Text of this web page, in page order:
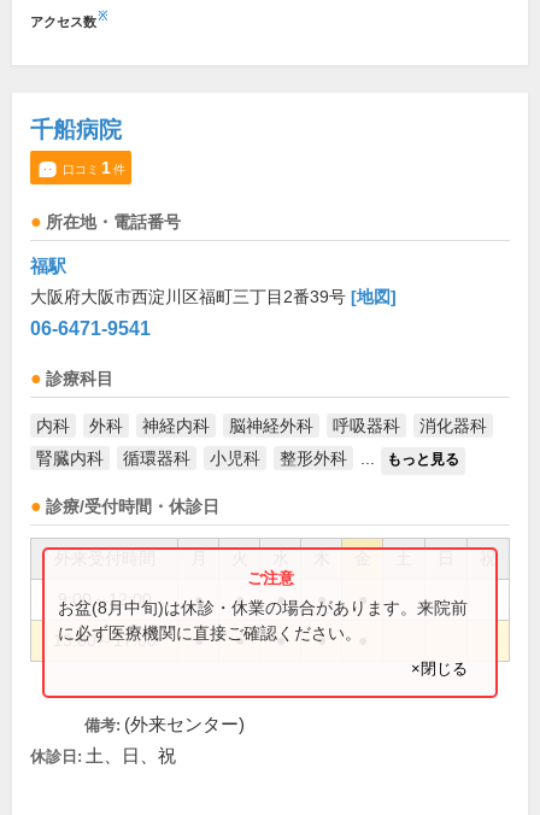
アクセス数※
千船病院
口コミ 1件
所在地・電話番号
福駅
大阪府大阪市西淀川区福町三丁目2番39号 [地図]
06-6471-9541
診療科目
内科 外科 神経内科 脳神経外科 呼吸器科
消化器科
腎臓内科
循環器科 小児科 整形外科 もっと見る
診療/受付時間・休診日
祝
9:00～12:00 ● ● ● ● ●
13:00～17:00 ● ● ● ●
お盆(8月中旬)は休診・休業の場合があります。来院前
に必ず医療機関に直接ご確認ください。
×閉じる
備考: (外来センター)
休診日: 土、日、祝